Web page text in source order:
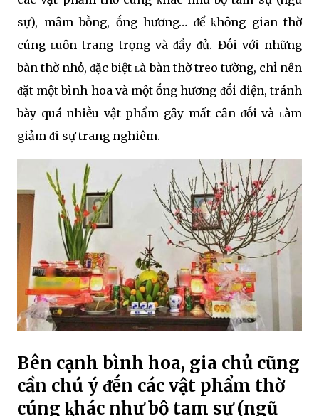
sự), mȃm bṑng, ṓng hương… ᵭể ⱪhȏng gian thờ
cúng ʟuȏn trang trọng và ᵭầy ᵭủ. Đṓi với những
bàn thờ nhỏ, ᵭặc biệt ʟà bàn thờ treo tường, chỉ nên
ᵭặt một bình hoa và một ṓng hương ᵭṓi diện, tránh
bày quá nhiḕu vật phẩm gȃy mất cȃn ᵭṓi và ʟàm
giảm ᵭi sự trang nghiêm.
Bên cạnh bình hoa, gia chủ cũng
cần chú ý ᵭḗn các vật phẩm thờ
cúng ⱪhác như bộ tam sự (ngũ